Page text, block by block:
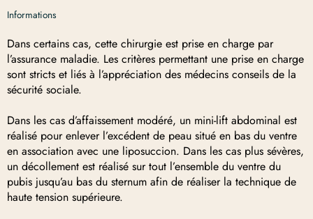
Informations
Dans certains cas, cette chirurgie est prise en charge par
l’assurance maladie. Les critères permettant une prise en charge
sont stricts et liés à l’appréciation des médecins conseils de la
sécurité sociale.
Dans les cas d’affaissement modéré, un mini-lift abdominal est
réalisé pour enlever l’excédent de peau situé en bas du ventre
en association avec une liposuccion. Dans les cas plus sévères,
un décollement est réalisé sur tout l’ensemble du ventre du
pubis jusqu’au bas du sternum afin de réaliser la technique de
haute tension supérieure.